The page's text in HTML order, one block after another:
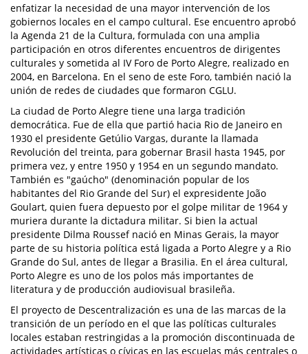
enfatizar la necesidad de una mayor intervención de los
gobiernos locales en el campo cultural. Ese encuentro aprobó
la Agenda 21 de la Cultura, formulada con una amplia
participación en otros diferentes encuentros de dirigentes
culturales y sometida al IV Foro de Porto Alegre, realizado en
2004, en Barcelona. En el seno de este Foro, también nació la
unión de redes de ciudades que formaron CGLU.
La ciudad de Porto Alegre tiene una larga tradición
democrática. Fue de ella que partió hacia Rio de Janeiro en
1930 el presidente Getúlio Vargas, durante la llamada
Revolución del treinta, para gobernar Brasil hasta 1945, por
primera vez, y entre 1950 y 1954 en un segundo mandato.
También es "gaúcho" (denominación popular de los
habitantes del Rio Grande del Sur) el expresidente João
Goulart, quien fuera depuesto por el golpe militar de 1964 y
muriera durante la dictadura militar. Si bien la actual
presidente Dilma Roussef nació en Minas Gerais, la mayor
parte de su historia política está ligada a Porto Alegre y a Rio
Grande do Sul, antes de llegar a Brasilia. En el área cultural,
Porto Alegre es uno de los polos más importantes de
literatura y de producción audiovisual brasileña.
El proyecto de Descentralización es una de las marcas de la
transición de un período en el que las políticas culturales
locales estaban restringidas a la promoción discontinuada de
actividades artísticas o cívicas en las escuelas más centrales o